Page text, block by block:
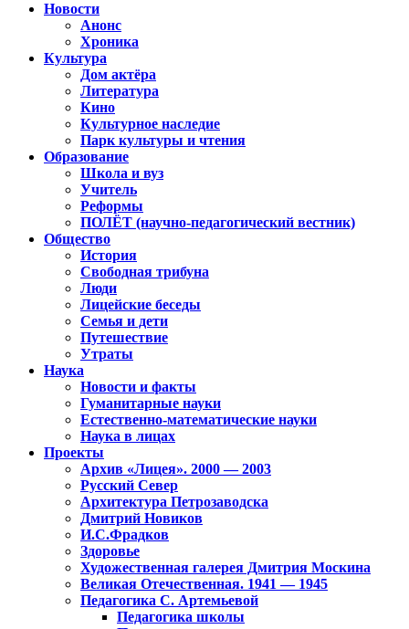
Новости
Анонс
Хроника
Культура
Дом актёра
Литература
Кино
Культурное наследие
Парк культуры и чтения
Образование
Школа и вуз
Учитель
Реформы
ПОЛЁТ (научно-педагогический вестник)
Общество
История
Свободная трибуна
Люди
Лицейские беседы
Семья и дети
Путешествие
Утраты
Наука
Новости и факты
Гуманитарные науки
Естественно-математические науки
Наука в лицах
Проекты
Архив «Лицея». 2000 — 2003
Русский Север
Архитектура Петрозаводска
Дмитрий Новиков
И.С.Фрадков
Здоровье
Художественная галерея Дмитрия Москина
Великая Отечественная. 1941 — 1945
Педагогика С. Артемьевой
Педагогика школы